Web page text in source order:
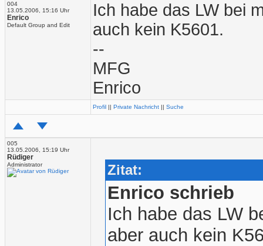
004
13.05.2006, 15:16 Uhr
Enrico
Default Group and Edit
Ich habe das LW bei
auch kein K5601.
--
MFG
Enrico
Profil || Private Nachricht || Suche
005
13.05.2006, 15:19 Uhr
Rüdiger
Administrator Zitat:
Enrico schrieb
Ich habe das LW
aber auch kein